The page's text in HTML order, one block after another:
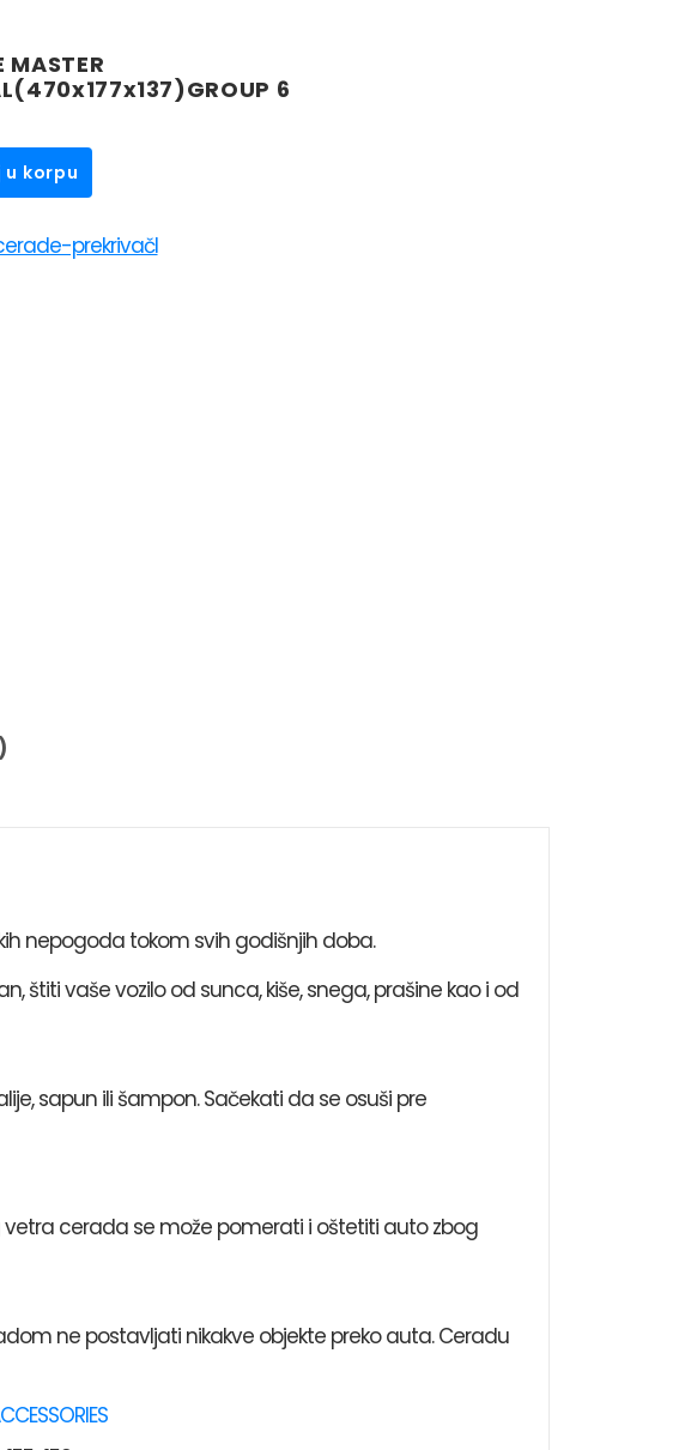
MASTER
6
u korpu
prekrivačI
nepogoda tokom svih godišnjih doba.
štiti vaše vozilo od sunca, kiše, snega, prašine kao i od
sapun ili šampon. Sačekati da se osuši pre
vetra cerada se može pomerati i oštetiti auto zbog
ne postavljati nikakve objekte preko auta. Ceradu